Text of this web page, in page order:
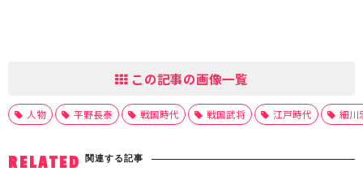
この記事の画像一覧
人物 平野長泰 戦国時代 戦国武将 江戸時代 細川
RELATED 関連する記事